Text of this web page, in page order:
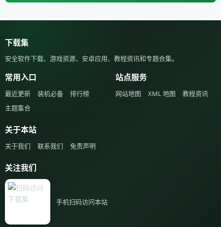
下载集
安全软件下载、游戏资源、安卓应用、教程资讯和专题合集。
常用入口
最近更新 装机必备
排行榜
主题集合
站点服务
网站地图 XML 地图 教程资讯
关于本站
关于我们 联系我们 免责声明
关注我们
手机扫码访问本站